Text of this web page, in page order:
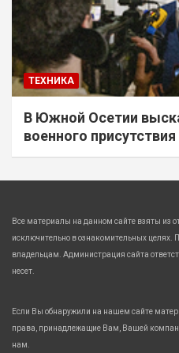
ТЕХНИКА
В Южной Осетии
военного
Все материалы на данном сайте взяты из
исключительно в ознакомительных
владельцам. Администрация сайта
несет.
Если Вы обнаружили на нашем сайте
права, принадлежащие Вам, Вашей
нам.